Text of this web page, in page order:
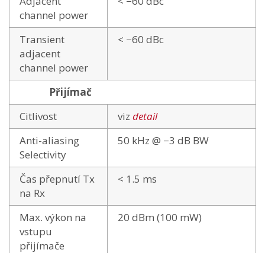
channel power
Transient
adjacent
channel power
< −60 dBc
Přijímač
Citlivost
viz detail
Anti-aliasing
Selectivity
50 kHz @ −3 dB BW
Čas přepnutí Tx
na Rx
< 1.5 ms
Max. výkon na
vstupu
přijímače
20 dBm (100 mW)